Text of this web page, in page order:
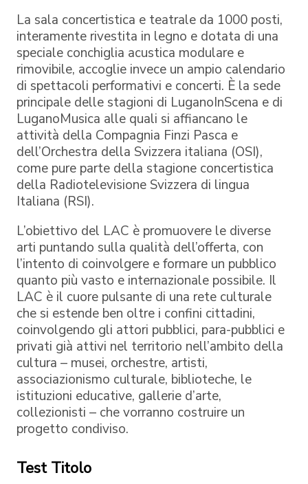
La sala concertistica e teatrale da 1000 posti,
interamente rivestita in legno e dotata di una
speciale conchiglia acustica modulare e
rimovibile, accoglie invece un ampio calendario
di spettacoli performativi e concerti. È la sede
principale delle stagioni di LuganoInScena e di
LuganoMusica alle quali si affiancano le
attività della Compagnia Finzi Pasca e
dell’Orchestra della Svizzera italiana (OSI),
come pure parte della stagione concertistica
della Radiotelevisione Svizzera di lingua
Italiana (RSI).
L’obiettivo del LAC è promuovere le diverse
arti puntando sulla qualità dell’offerta, con
l’intento di coinvolgere e formare un pubblico
quanto più vasto e internazionale possibile. Il
LAC è il cuore pulsante di una rete culturale
che si estende ben oltre i confini cittadini,
coinvolgendo gli attori pubblici, para-pubblici e
privati già attivi nel territorio nell’ambito della
cultura – musei, orchestre, artisti,
associazionismo culturale, biblioteche, le
istituzioni educative, gallerie d’arte,
collezionisti – che vorranno costruire un
progetto condiviso.
Test Titolo